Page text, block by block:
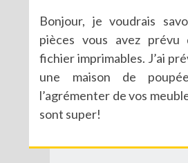
Bonjour, je voudrais
pièces vous avez prévu
fichier imprimables. J’ai
une maison de
l’agrémenter de vos
sont super!